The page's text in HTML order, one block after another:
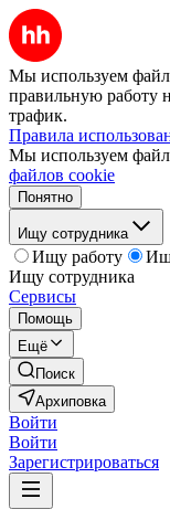
Мы используем
правильную работу
трафик.
Правила
Мы используем
файлов cookie
Понятно
Ищу сотрудника
Ищу работу
Ищу сотрудника
Сервисы
Помощь
Ещё
Поиск
Архиповка
Войти
Войти
Зарегистрироваться